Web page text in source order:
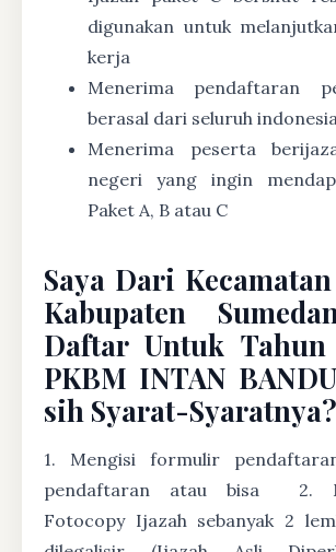
digunakan untuk
kerja
Menerima pendaftaran
berasal dari seluruh indonesia
Menerima peserta
negeri yang ingin
Paket A, B atau C
Saya Dari
Kabupaten
Daftar Untuk
PKBM INTAN
sih Syarat-Syaratnya?
1. Mengisi formulir
pendaftaran atau bisa
2.
Fotocopy Ijazah sebanyak 2